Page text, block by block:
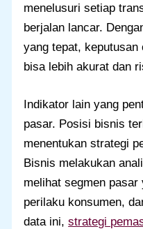
menelusuri setiap
berjalan lancar.
yang tepat,
bisa lebih akurat dan
Indikator lain yang
pasar. Posisi bisnis
menentukan strategi
Bisnis melakukan
melihat segmen pasar
perilaku konsumen,
data ini,strategi